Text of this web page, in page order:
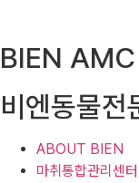
BIEN AMC
비엔동물전
ABOUT BIEN
마취통합관리센터